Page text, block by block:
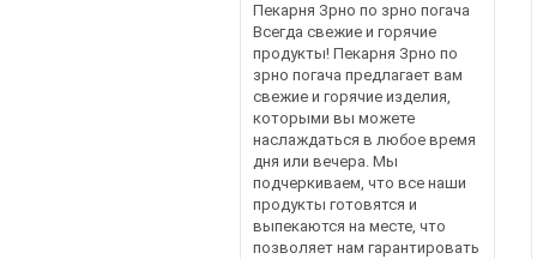
Пекарня Зрно по зрно погача
Всегда свежие и горячие
продукты! Пекарня Зрно по
зрно погача предлагает вам
свежие и горячие изделия,
которыми вы можете
наслаждаться в любое время
дня или вечера. Мы
подчеркиваем, что все наши
продукты готовятся и
выпекаются на месте, что
позволяет нам гарантировать